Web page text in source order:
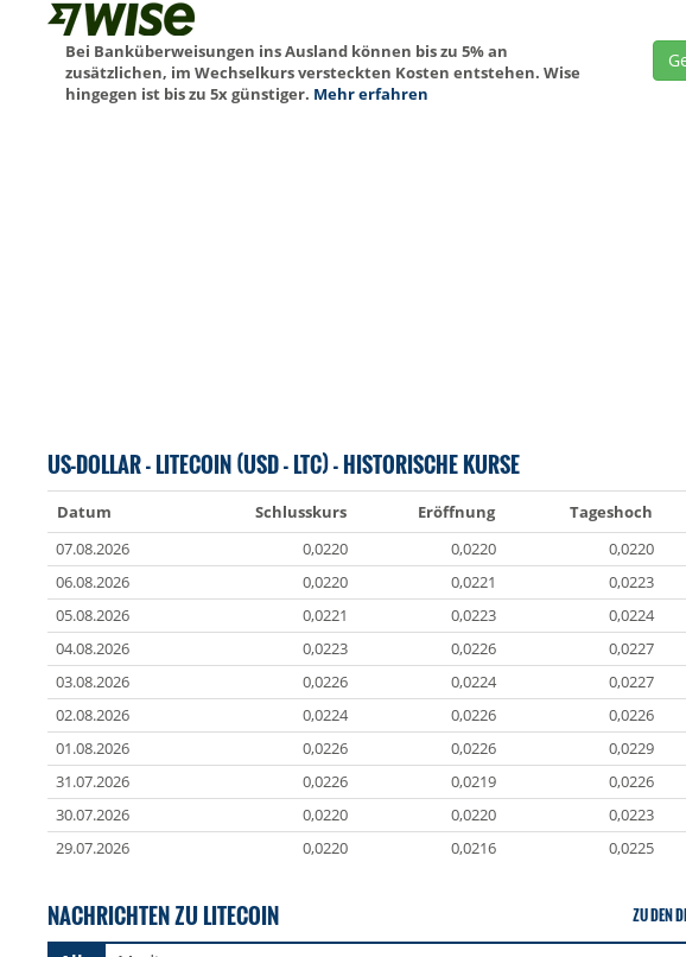
Bei Banküberweisungen ins Ausland können bis zu 5% an
zusätzlichen, im Wechselkurs versteckten Kosten entstehen. Wise
hingegen ist bis zu 5x günstiger. Mehr erfahren
US-DOLLAR - LITECOIN (USD - LTC) - HISTORISCHE KURSE
Datum Schlusskurs Eröffnung Tageshoch
07.08.2026
0,0220 0,0220 0,0220
06.08.2026
0,0220 0,0221 0,0223
05.08.2026
0,0221 0,0223 0,0224
04.08.2026
0,0223 0,0226 0,0227
03.08.2026
0,0226 0,0224 0,0227
02.08.2026
0,0224 0,0226 0,0226
01.08.2026
0,0226 0,0226 0,0229
31.07.2026
0,0226 0,0219 0,0226
30.07.2026
0,0220 0,0220 0,0223
29.07.2026
0,0220 0,0216 0,0225
NACHRICHTEN ZU LITECOIN ZU DEN